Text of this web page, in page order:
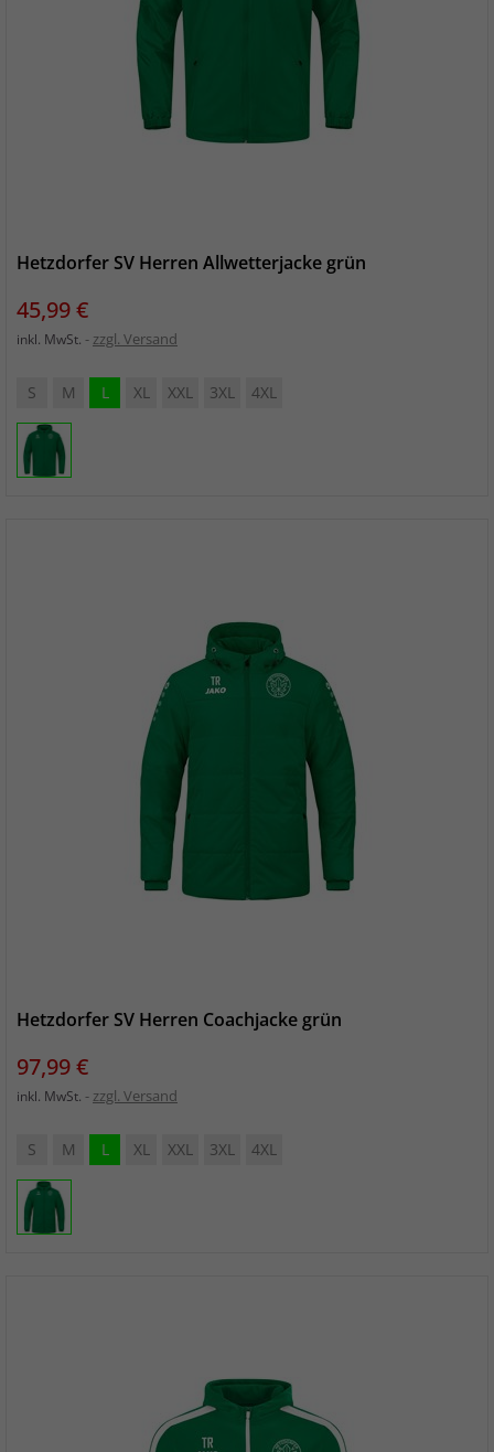
Hetzdorfer SV Herren Allwetterjacke grün
Preis
45,99 €
inkl. MwSt. zzgl. Versand
S M L XL XXL 3XL 4XL
Hetzdorfer SV Herren Coachjacke grün
Preis
97,99 €
inkl. MwSt. zzgl. Versand
S M L XL XXL 3XL 4XL